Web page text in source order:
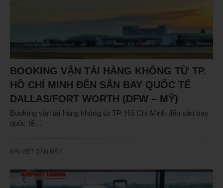
BOOKING VẬN TẢI HÀNG KHÔNG TỪ TP.
HỒ CHÍ MINH ĐẾN SÂN BAY QUỐC TẾ
DALLAS/FORT WORTH (DFW – MỸ)
Booking vận tải hàng không từ TP. Hồ Chí Minh đến sân bay
quốc tế…
BÀI VIẾT GẦN ĐÂY